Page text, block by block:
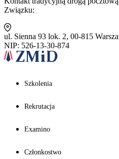
Związku:
ul. Sienna 93 lok. 2, 00-815
NIP: 526-13-30-874
Szkolenia
Rekrutacja
Examino
Członkostwo